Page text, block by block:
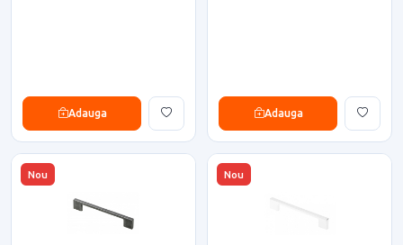
Adauga Adauga
Nou Nou